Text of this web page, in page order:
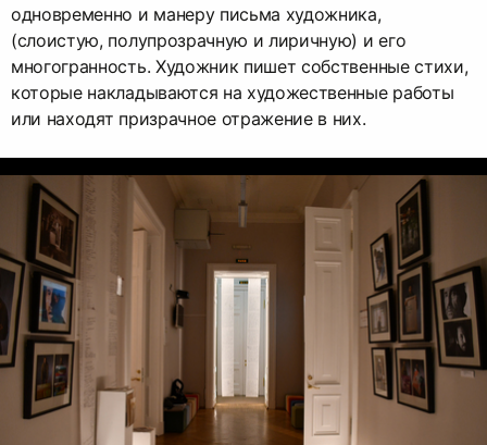
одновременно и манеру письма художника,
(слоистую, полупрозрачную и лиричную) и его
многогранность. Художник пишет собственные стихи,
которые накладываются на художественные работы
или находят призрачное отражение в них.